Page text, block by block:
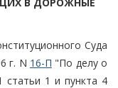
Суда
г. N 16-П "По делу о
статьи 1 и пункта 4